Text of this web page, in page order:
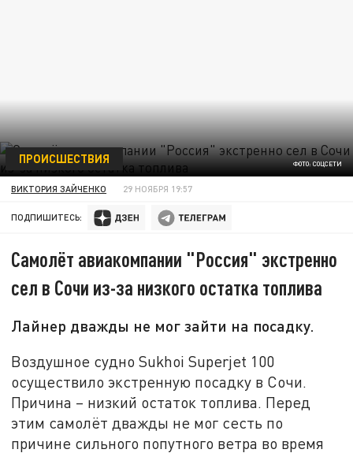
ФОТО: СОЦСЕТИ
ПРОИСШЕСТВИЯ
ВИКТОРИЯ ЗАЙЧЕНКО 29 НОЯБРЯ 19:57
ПОДПИШИТЕСЬ:
Самолёт авиакомпании "Россия" экстренно
сел в Сочи из-за низкого остатка топлива
Лайнер дважды не мог зайти на посадку.
Воздушное судно Sukhoi Superjet 100
осуществило экстренную посадку в Сочи.
Причина – низкий остаток топлива. Перед
этим самолёт дважды не мог сесть по
причине сильного попутного ветра во время